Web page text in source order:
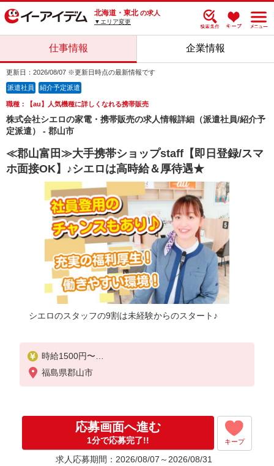
北海道・東北 の求人
▼エリア変更
仕事情報 企業情報
更新日：2026/08/07 ※更新日時点の最新情報です
派遣社員 紹介予定派遣
職種：【au】人気機種に詳しくなれる携帯販売
株式会社シエロの家電・携帯販売の求人情報詳細（派遣社員/紹介予
定派遣） - 郡山市
≪郡山富田≫大手携帯ショップstaff【即日登録/スマ
ホ面接OK】♪シエロは高時給＆厚待遇★
シエロのスタッフの9割は未経験からのスタート♪
時給1500円〜
※残業代支給
★交通費別途支給（規定あり）
入社祝い金10万円支給(規定有)
お友達を紹介頂くと,
インセンティブ支給(規定有)
福島県郡山市
応募画面へ進む
1分で応募完了!! キープ
求人応募期間：2026/08/07～2026/08/31